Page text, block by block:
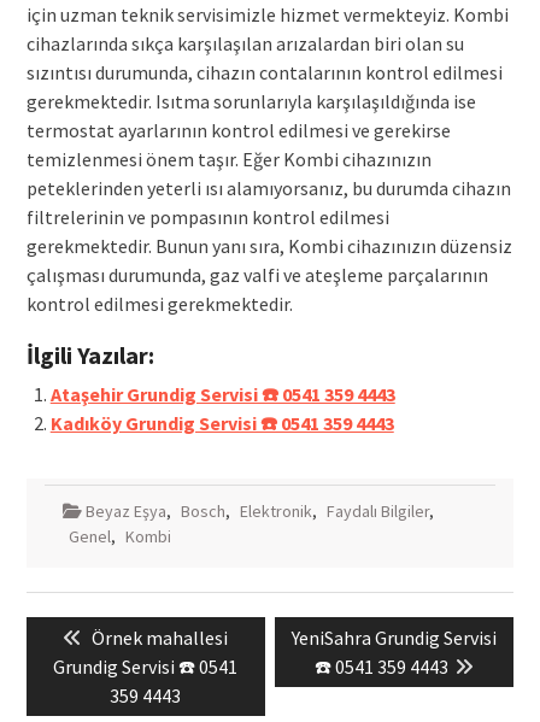
için uzman teknik servisimizle hizmet vermekteyiz. Kombi
cihazlarında sıkça karşılaşılan arızalardan biri olan su
sızıntısı durumunda, cihazın contalarının kontrol edilmesi
gerekmektedir. Isıtma sorunlarıyla karşılaşıldığında ise
termostat ayarlarının kontrol edilmesi ve gerekirse
temizlenmesi önem taşır. Eğer Kombi cihazınızın
peteklerinden yeterli ısı alamıyorsanız, bu durumda cihazın
filtrelerinin ve pompasının kontrol edilmesi
gerekmektedir. Bunun yanı sıra, Kombi cihazınızın düzensiz
çalışması durumunda, gaz valfi ve ateşleme parçalarının
kontrol edilmesi gerekmektedir.
İlgili Yazılar:
Ataşehir Grundig Servisi ☎️ 0541 359 4443
Kadıköy Grundig Servisi ☎️ 0541 359 4443
Beyaz Eşya, Bosch, Elektronik, Faydalı Bilgiler,
Genel, Kombi
Yazı
gezinmesi
Previous
post:
Örnek mahallesi
Grundig Servisi ☎️ 0541
359 4443
Next
post:
YeniSahra Grundig Servisi
☎️ 0541 359 4443